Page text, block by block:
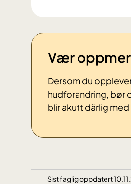
Vær
Dersom du
hudforandring, bør
blir akutt dårlig
Sist faglig oppdatert